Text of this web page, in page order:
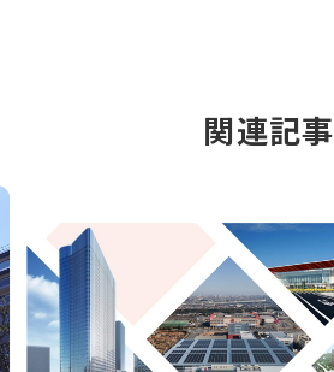
関連記事